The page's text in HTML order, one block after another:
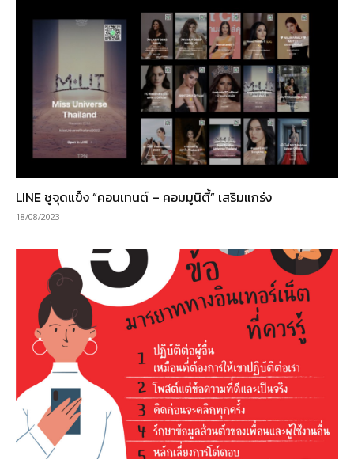
LINE ชูจุดแข็ง “คอนเทนต์ – คอมมูนิตี้” เสริมแกร่ง
18/08/2023